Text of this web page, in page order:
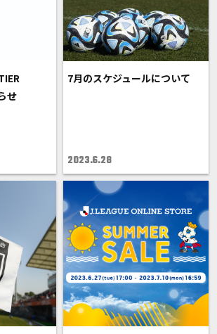
せ
7月のスケジュールについて
2023.6.28